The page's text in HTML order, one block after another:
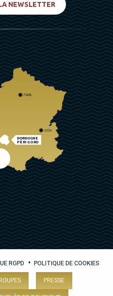
NEWSLETTER
DORDOGNE
PÉRIGORD
PARIS
LYON
RGPD • POLITIQUE DE COOKIES
PRESSE